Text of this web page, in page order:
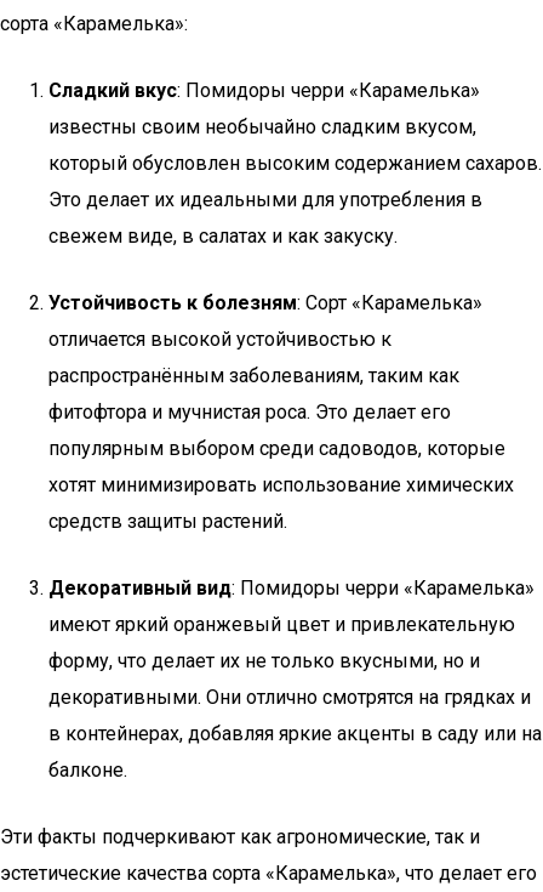
сорта «Карамелька»:
Сладкий вкус: Помидоры черри «Карамелька»
известны своим необычайно сладким вкусом,
который обусловлен высоким содержанием сахаров.
Это делает их идеальными для употребления в
свежем виде, в салатах и как закуску.
Устойчивость к болезням: Сорт «Карамелька»
отличается высокой устойчивостью к
распространённым заболеваниям, таким как
фитофтора и мучнистая роса. Это делает его
популярным выбором среди садоводов, которые
хотят минимизировать использование химических
средств защиты растений.
Декоративный вид: Помидоры черри «Карамелька»
имеют яркий оранжевый цвет и привлекательную
форму, что делает их не только вкусными, но и
декоративными. Они отлично смотрятся на грядках и
в контейнерах, добавляя яркие акценты в саду или на
балконе.
Эти факты подчеркивают как агрономические, так и
эстетические качества сорта «Карамелька», что делает его